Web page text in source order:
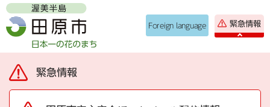
Foreign language 緊急情報
緊急情報